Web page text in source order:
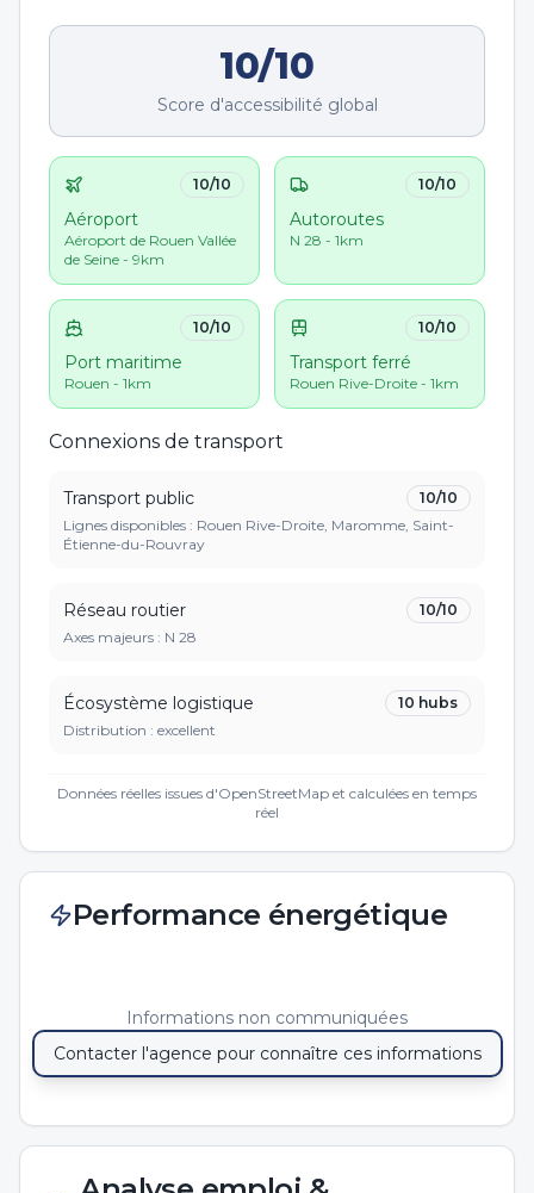
10/10
Score d'accessibilité global
10/10
Aéroport
Aéroport de Rouen Vallée
de Seine - 9km
10/10
Autoroutes
N 28 - 1km
10/10
Port maritime
Rouen - 1km
10/10
Transport ferré
Rouen Rive-Droite - 1km
Connexions de transport
Transport public 10/10
Lignes disponibles : Rouen Rive-Droite, Maromme, Saint-
Étienne-du-Rouvray
Réseau routier 10/10
Axes majeurs : N 28
Écosystème logistique 10 hubs
Distribution : excellent
Données réelles issues d'OpenStreetMap et calculées en temps
réel
Performance énergétique
Informations non communiquées
Contacter l'agence pour connaître ces informations